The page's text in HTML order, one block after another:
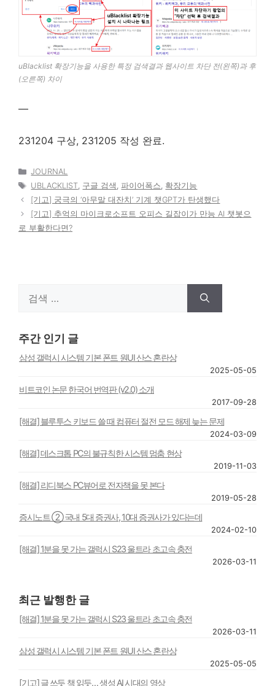
uBlacklist 확장기능을 사용한 특정 검색결과 웹사이트 차단 전(왼쪽)과 후
(오른쪽) 차이
—
231204 구상, 231205 작성 완료.
카
테
리
JOURNAL
태
그
UBLACKLIST, 구글 검색 , 파이어폭스, 확장기능
[기고] 궁극의 ‘아무말 대잔치’ 기계 챗GPT가 탄생했다
[기고] 추억의 마이크로소프트 오피스 길잡이가 만능 AI 챗봇으
로 부활한다면?
주간 인기 글
삼성 갤럭시 시스템 기본 폰트 원UI 산스 혼란상
2025-05-05
비트코인 논문 한국어 번역판 (v2.0) 소개
2017-09-28
[해결] 블루투스 키보드 쓸 때 컴퓨터 절전 모드 해제 늦는 문제
2024-03-09
[해결] 데스크톱 PC의 불규칙한 시스템 멈춤 현상
2019-11-03
[해결] 리디북스 PC뷰어로 전자책을 못 본다
2019-05-28
증시노트 ② 국내 5대 증권사, 10대 증권사가 있다는데
2024-02-10
[해결] 1분을 못 가는 갤럭시 S23 울트라 초고속 충전
2026-03-11
최근 발행한 글
[해결] 1분을 못 가는 갤럭시 S23 울트라 초고속 충전
2026-03-11
삼성 갤럭시 시스템 기본 폰트 원UI 산스 혼란상
2025-05-05
[기고] 글 쓰듯 책 읽듯… 생성 AI 시대의 영상